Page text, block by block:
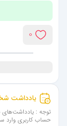
یادداشت
توجه : یادداشت‌های
حساب کاربری وارد